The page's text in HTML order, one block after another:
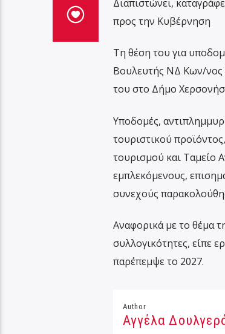
Διαπιστώνει,
προς την Κυβέρνηση
Τη θέση του για
Βουλευτής ΝΔ Κων/νος
του στο Δήμο
Υποδομές,
τουριστικού
τουρισμού και Ταμείο
εμπλεκόμενους,
συνεχούς
Αναφορικά με το θέμα
συλλογικότητες, είπε
παρέπεμψε το 2027.
Author
Αγγέλα